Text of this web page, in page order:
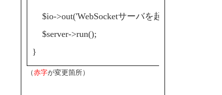
$io->out('WebSocketサーバを起動しました。
$server->run();
}
（赤字が変更箇所）